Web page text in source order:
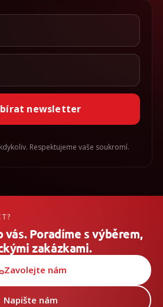
newsletter
Respektujeme vaše soukromí.
Poradíme s výběrem,
zakázkami.
Zavolejte nám
Napište nám